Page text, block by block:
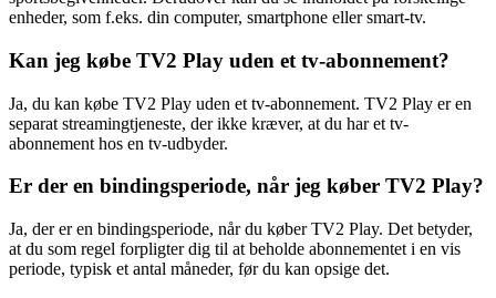
enheder, som f.eks. din computer, smartphone eller smart-tv.
Kan jeg købe TV2 Play uden et tv-abonnement?
Ja, du kan købe TV2 Play uden et tv-abonnement. TV2 Play er en
separat streamingtjeneste, der ikke kræver, at du har et tv-
abonnement hos en tv-udbyder.
Er der en bindingsperiode, når jeg køber TV2 Play?
Ja, der er en bindingsperiode, når du køber TV2 Play. Det betyder,
at du som regel forpligter dig til at beholde abonnementet i en vis
periode, typisk et antal måneder, før du kan opsige det.